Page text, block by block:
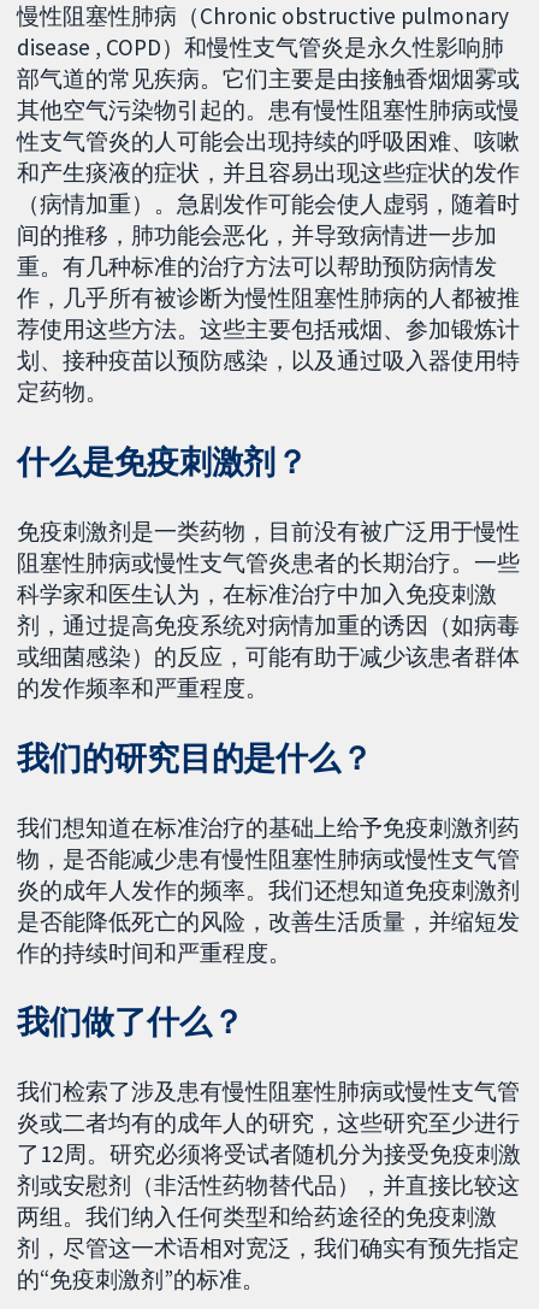
慢性阻塞性肺病（Chronic obstructive pulmonary
disease , COPD）和慢性支气管炎是永久性影响肺
部气道的常见疾病。它们主要是由接触香烟烟雾或
其他空气污染物引起的。患有慢性阻塞性肺病或慢
性支气管炎的人可能会出现持续的呼吸困难、咳嗽
和产生痰液的症状，并且容易出现这些症状的发作
（病情加重）。急剧发作可能会使人虚弱，随着时
间的推移，肺功能会恶化，并导致病情进一步加
重。有几种标准的治疗方法可以帮助预防病情发
作，几乎所有被诊断为慢性阻塞性肺病的人都被推
荐使用这些方法。这些主要包括戒烟、参加锻炼计
划、接种疫苗以预防感染，以及通过吸入器使用特
定药物。
什么是免疫刺激剂？
免疫刺激剂是一类药物，目前没有被广泛用于慢性
阻塞性肺病或慢性支气管炎患者的长期治疗。一些
科学家和医生认为，在标准治疗中加入免疫刺激
剂，通过提高免疫系统对病情加重的诱因（如病毒
或细菌感染）的反应，可能有助于减少该患者群体
的发作频率和严重程度。
我们的研究目的是什么？
我们想知道在标准治疗的基础上给予免疫刺激剂药
物，是否能减少患有慢性阻塞性肺病或慢性支气管
炎的成年人发作的频率。我们还想知道免疫刺激剂
是否能降低死亡的风险，改善生活质量，并缩短发
作的持续时间和严重程度。
我们做了什么？
我们检索了涉及患有慢性阻塞性肺病或慢性支气管
炎或二者均有的成年人的研究，这些研究至少进行
了12周。研究必须将受试者随机分为接受免疫刺激
剂或安慰剂（非活性药物替代品），并直接比较这
两组。我们纳入任何类型和给药途径的免疫刺激
剂，尽管这一术语相对宽泛，我们确实有预先指定
的“免疫刺激剂”的标准。